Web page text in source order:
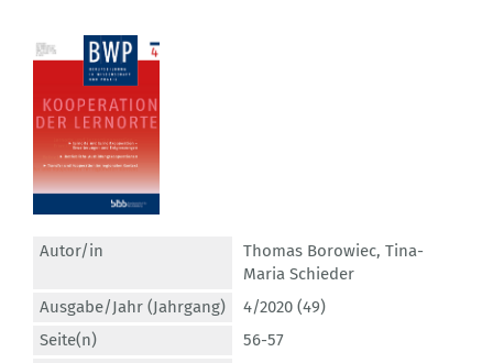
Autor/in Thomas Borowiec, Tina-
Maria Schieder
Ausgabe/Jahr (Jahrgang)
4/2020 (49)
Seite(n)
56-57